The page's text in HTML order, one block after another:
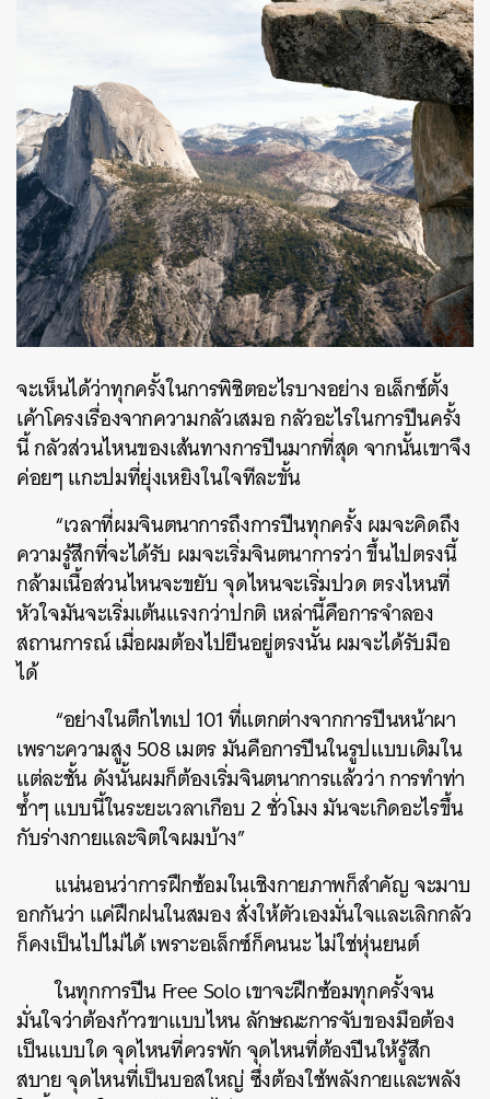
จะเห็นได้ว่าทุกครั้งในการพิชิตอะไรบางอย่าง อเล็กซ์ตั้ง
เค้าโครงเรื่องจากความกลัวเสมอ กลัวอะไรในการปีนครั้ง
นี้ กลัวส่วนไหนของเส้นทางการปีนมากที่สุด จากนั้นเขาจึง
ค่อยๆ แกะปมที่ยุ่งเหยิงในใจทีละขั้น
“เวลาที่ผมจินตนาการถึงการปีนทุกครั้ง ผมจะคิดถึง
ความรู้สึกที่จะได้รับ ผมจะเริ่มจินตนาการว่า ขึ้นไปตรงนี้
กล้ามเนื้อส่วนไหนจะขยับ จุดไหนจะเริ่มปวด ตรงไหนที่
หัวใจมันจะเริ่มเต้นแรงกว่าปกติ เหล่านี้คือการจำลอง
สถานการณ์ เมื่อผมต้องไปยืนอยู่ตรงนั้น ผมจะได้รับมือ
ได้
“อย่างในตึกไทเป 101 ที่แตกต่างจากการปีนหน้าผา
เพราะความสูง 508 เมตร มันคือการปีนในรูปแบบเดิมใน
แต่ละชั้น ดังนั้นผมก็ต้องเริ่มจินตนาการแล้วว่า การทำท่า
ซ้ำๆ แบบนี้ในระยะเวลาเกือบ 2 ชั่วโมง มันจะเกิดอะไรขึ้น
กับร่างกายและจิตใจผมบ้าง”
แน่นอนว่าการฝึกซ้อมในเชิงกายภาพก็สำคัญ จะมาบ
อกกันว่า แค่ฝึกฝนในสมอง สั่งให้ตัวเองมั่นใจและเลิกกลัว
ก็คงเป็นไปไม่ได้ เพราะอเล็กซ์ก็คนนะ ไม่ใช่หุ่นยนต์
ในทุกการปีน Free Solo เขาจะฝึกซ้อมทุกครั้งจน
มั่นใจว่าต้องก้าวขาแบบไหน ลักษณะการจับของมือต้อง
เป็นแบบใด จุดไหนที่ควรพัก จุดไหนที่ต้องปีนให้รู้สึก
สบาย จุดไหนที่เป็นบอสใหญ่ ซึ่งต้องใช้พลังกายและพลัง
LINE EMAIL